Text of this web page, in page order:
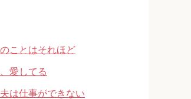
ことはそれほど
愛してる
は仕事ができない